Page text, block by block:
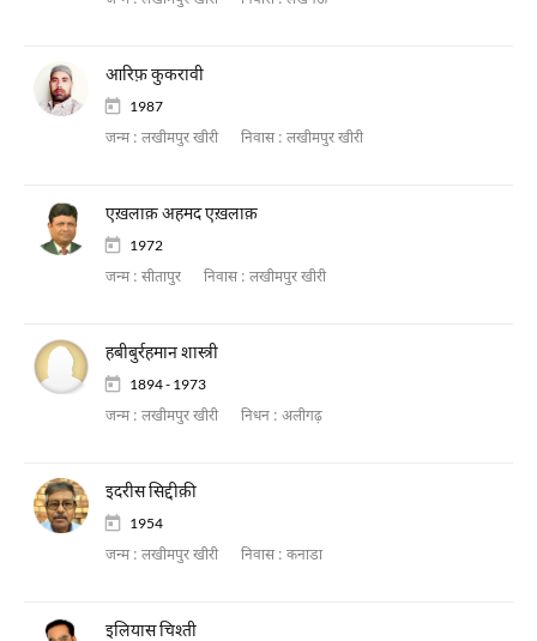
आरिफ़ कुकरावी
1987
जन्म : लखीमपुर खीरी निवास : लखीमपुर खीरी
एख़लाक़ अहमद एख़लाक़
1972
जन्म : सीतापुर निवास : लखीमपुर खीरी
हबीबुर्रहमान शास्त्री
1894 - 1973
जन्म : लखीमपुर खीरी निधन : अलीगढ़
इदरीस सिद्दीक़ी
1954
जन्म : लखीमपुर खीरी निवास : कनाडा
इलियास चिश्ती